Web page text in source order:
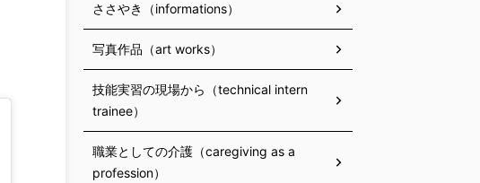
ささやき（informations）
写真作品（art works）
技能実習の現場から（technical intern
trainee）
職業としての介護（caregiving as a
profession）